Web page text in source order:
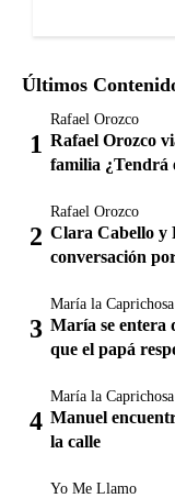
Últimos
Rafael Orozco
Rafael Orozco
familia ¿Tendrá
Rafael Orozco
Clara Cabello y
conversación
María la Caprichosa
María se entera
que el papá
María la Caprichosa
Manuel
la calle
Yo Me Llamo